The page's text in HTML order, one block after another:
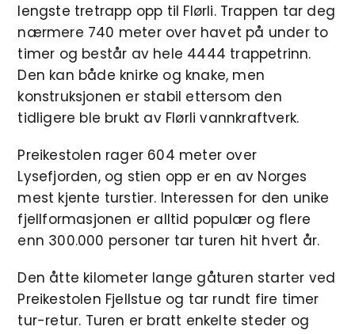
lengste tretrapp opp til Flørli. Trappen tar deg
nærmere 740 meter over havet på under to
timer og består av hele 4444 trappetrinn.
Den kan både knirke og knake, men
konstruksjonen er stabil ettersom den
tidligere ble brukt av Flørli vannkraftverk.
Preikestolen rager 604 meter over
Lysefjorden, og stien opp er en av Norges
mest kjente turstier. Interessen for den unike
fjellformasjonen er alltid populær og flere
enn 300.000 personer tar turen hit hvert år.
Den åtte kilometer lange gåturen starter ved
Preikestolen Fjellstue og tar rundt fire timer
tur-retur. Turen er bratt enkelte steder og